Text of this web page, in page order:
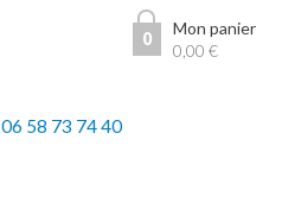
0
Mon panier
0,00€
06 58 73 74 40